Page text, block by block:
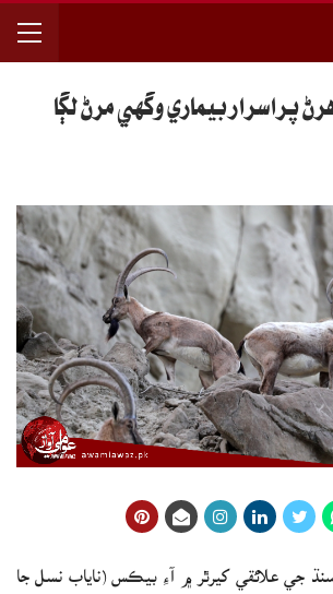
پراسرار بيماري وگھي مرڻ لڳا
جي علائقي کيرٿر ۾ آءِ بيڪس (ناياب نسل جا